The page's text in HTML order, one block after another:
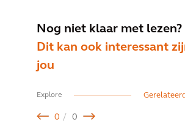
Nog niet klaar met lezen?
Dit kan ook interessant
jou
Explore
0 0